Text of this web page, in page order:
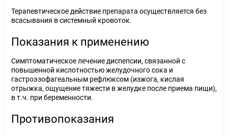
Терапевтическое действие препарата осуществляется без
всасывания в системный кровоток.
Показания к применению
Симптоматическое лечение диспепсии, связанной с
повышенной кислотностью желудочного сока и
гастроэзофагеальным рефлюксом (изжога, кислая
отрыжка, ощущение тяжести в желудке после приема пищи),
в т.ч. при беременности.
Противопоказания